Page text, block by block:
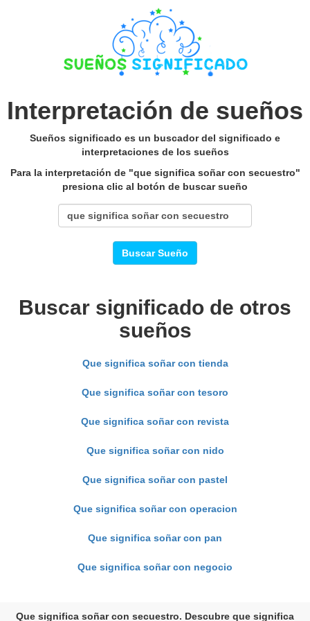
Interpretación de sueños
Sueños significado es un buscador del significado e
interpretaciones de los sueños
Para la interpretación de "que significa soñar con secuestro"
presiona clic al botón de buscar sueño
Buscar Sueño
Buscar significado de otros
sueños
Que significa soñar con tienda
Que significa soñar con tesoro
Que significa soñar con revista
Que significa soñar con nido
Que significa soñar con pastel
Que significa soñar con operacion
Que significa soñar con pan
Que significa soñar con negocio
Que significa soñar con secuestro. Descubre que significa